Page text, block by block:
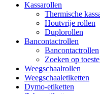
Kassarollen
Thermische
Houtvrije rollen
Duplorollen
Bancontactrollen
Bancontactrollen
Zoeken op
Weegschaalrollen
Weegschaaletiketten
Dymo-etiketten